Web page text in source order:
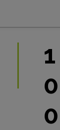
1
0
0